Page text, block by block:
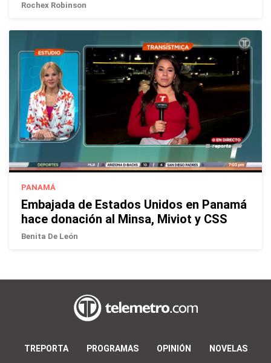
Rochex Robinson
PANAMÁ
Embajada de Estados Unidos en Panamá
hace donación al Minsa, Miviot y CSS
Benita De León
TREPORTA PROGRAMAS OPINIÓN NOVELAS